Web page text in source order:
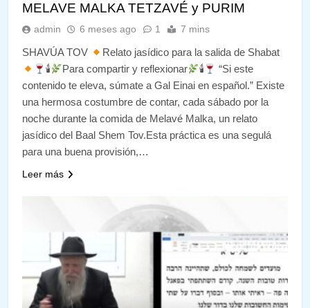
MELAVE MALKA TETZAVÉ y PURIM
admin 6 meses ago 1 7 mins
SHAVÚA TOV
Relato jasídico para la salida de Shabat
🕯
Para compartir y reflexionar 🕯
“Si este
contenido te eleva, súmate a Gal Einai en español.” Existe
una hermosa costumbre de contar, cada sábado por la
noche durante la comida de Melavé Malka, un relato
jasídico del Baal Shem Tov.Esta práctica es una segulá
para una buena provisión,…
Leer más